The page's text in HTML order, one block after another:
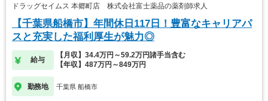
ドラッグセイムス 本郷町店 株式会社富士薬品の薬剤師求人
【千葉県船橋市】年間休日117日！豊富なキャリアパ
スと充実した福利厚生が魅力◎
給与
【月収】34.4万円～59.2万円諸手当含む
【年収】487万円～849万円
勤務地 千葉県 船橋市